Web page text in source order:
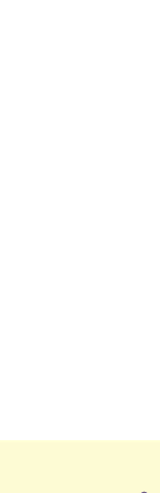
истории, клипы!
шаржи, стихи,